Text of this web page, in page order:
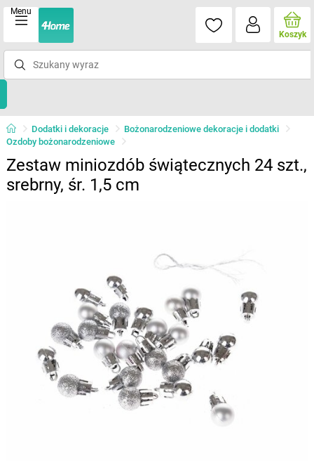
Menu
Koszyk
Dodatki i dekoracje
Bożonarodzeniowe dekoracje i dodatki
Ozdoby bożonarodzeniowe
Zestaw miniozdób świątecznych 24 szt.,
srebrny, śr. 1,5 cm